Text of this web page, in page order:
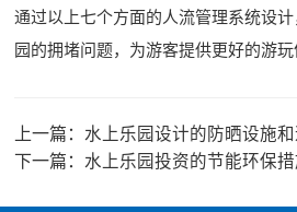
通过以上七个方面的人流管理系统设
园的拥堵问题，为游客提供更好的游玩
上一篇： 水上乐园设计的防晒设施和
下一篇： 水上乐园投资的节能环保措